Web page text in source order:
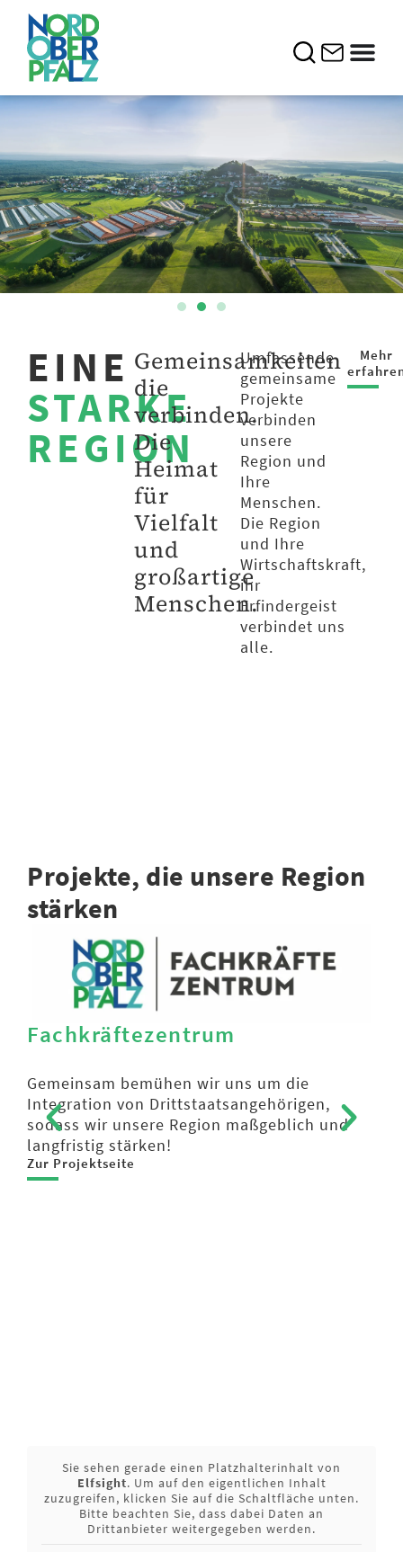
EINE
STARKE
REGION
Gemeinsamkeiten
die
verbinden.
Die
Heimat
für
Vielfalt
und
großartige
Menschen.
Umfassende
gemeinsame
Projekte
verbinden
unsere
Region und
Ihre
Menschen.
Die Region
und Ihre
Wirtschaftskraft,
ihr
Erfindergeist
verbindet uns
alle.
Mehr
Projekte, die unsere Region
stärken
Fachkräftezentrum
Gemeinsam bemühen wir uns um die
Integration von Drittstaatsangehörigen,
sodass wir unsere Region maßgeblich und
langfristig stärken!
Zur Projektseite
Sie sehen gerade einen Platzhalterinhalt von
Elfsight. Um auf den eigentlichen Inhalt
zuzugreifen, klicken Sie auf die Schaltfläche unten.
Bitte beachten Sie, dass dabei Daten an
Drittanbieter weitergegeben werden.